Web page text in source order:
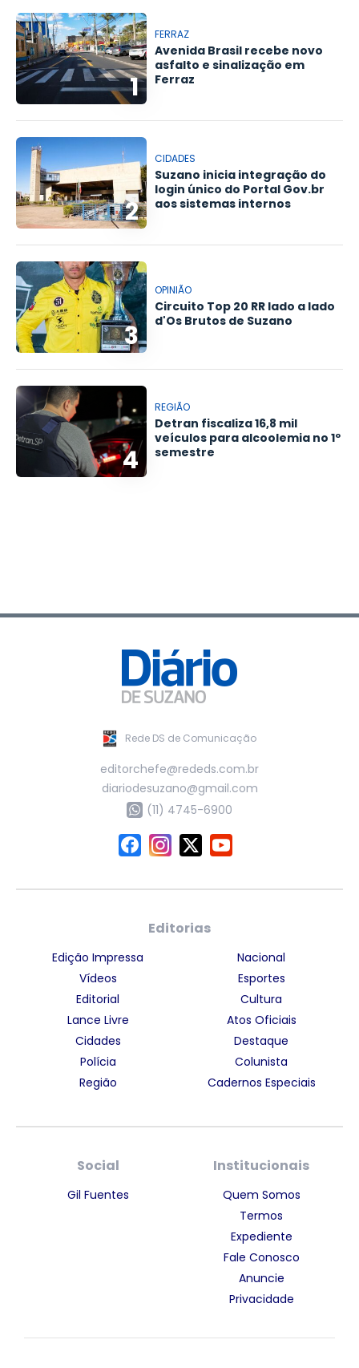
1
FERRAZ
Avenida Brasil recebe novo
asfalto e sinalização em
Ferraz
2
CIDADES
Suzano inicia integração do
login único do Portal Gov.br
aos sistemas internos
3
OPINIÃO
Circuito Top 20 RR lado a lado
d'Os Brutos de Suzano
4
REGIÃO
Detran fiscaliza 16,8 mil
veículos para alcoolemia no 1º
semestre
Rede DS de Comunicação
editorchefe@rededs.com.br
diariodesuzano@gmail.com
(11) 4745-6900
Editorias
Edição Impressa
Vídeos
Editorial
Lance Livre
Cidades
Polícia
Região
Nacional
Esportes
Cultura
Atos Oficiais
Destaque
Colunista
Cadernos Especiais
Social
Gil Fuentes
Institucionais
Quem Somos
Termos
Expediente
Fale Conosco
Anuncie
Privacidade